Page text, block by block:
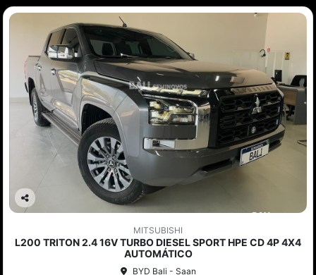
Co
arti
lhe
MITSUBISHI
L200 TRITON 2.4 16V TURBO DIESEL SPORT HPE CD 4P 4X4
AUTOMÁTICO
BYD Bali - Saan